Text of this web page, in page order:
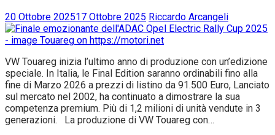
20 Ottobre 202517 Ottobre 2025 Riccardo Arcangeli
VW Touareg inizia l’ultimo anno di produzione con un’edizione
speciale. In Italia, le Final Edition saranno ordinabili fino alla
fine di Marzo 2026 a prezzi di listino da 91.500 Euro, Lanciato
sul mercato nel 2002, ha continuato a dimostrare la sua
competenza premium. Più di 1,2 milioni di unità vendute in 3
generazioni. La produzione di VW Touareg con…